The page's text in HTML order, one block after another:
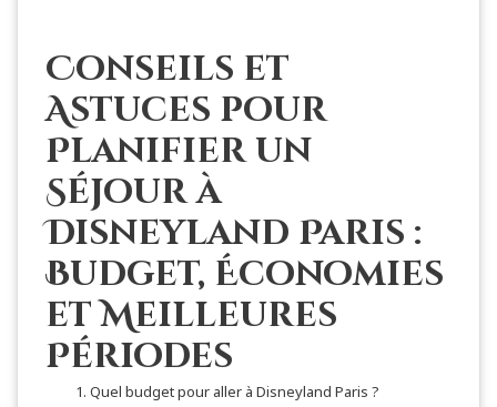
Conseils et
Astuces pour
Planifier un
Séjour à
Disneyland Paris :
Budget, Économies
et Meilleures
Périodes
Quel budget pour aller à Disneyland Paris ?